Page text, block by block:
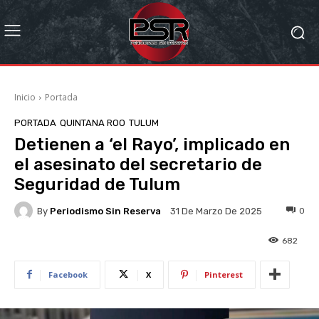
Inicio Portada
PORTADA QUINTANA ROO TULUM
Detienen a ‘el Rayo’, implicado en
el asesinato del secretario de
Seguridad de Tulum
By Periodismo Sin Reserva 31 De Marzo De 2025 0
682
Facebook X Pinterest